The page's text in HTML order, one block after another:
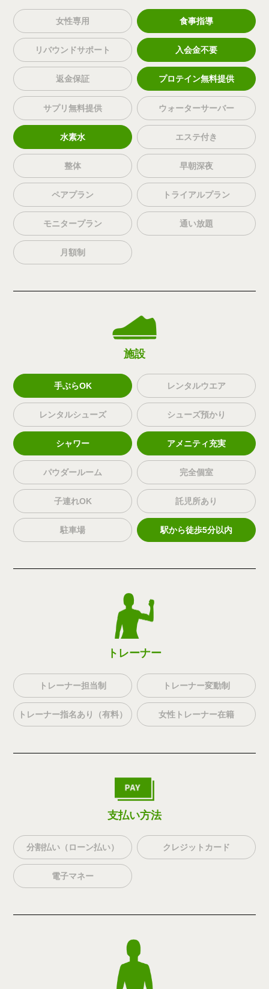
女性専用 食事指導
リバウンドサポート 入会金不要
返金保証 プロテイン無料提供
サプリ無料提供 ウォーターサーバー
水素水 エステ付き
整体 早朝深夜
ペアプラン トライアルプラン
モニタープラン 通い放題
月額制
施設
手ぶらOK レンタルウエア
レンタルシューズ シューズ預かり
シャワー アメニティ充実
パウダールーム 完全個室
子連れOK 託児所あり
駐車場 駅から徒歩5分以内
トレーナー
トレーナー担当制 トレーナー変動制
トレーナー指名あり（有料） 女性トレーナー在籍
支払い方法
分割払い（ローン払い） クレジットカード
電子マネー